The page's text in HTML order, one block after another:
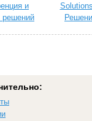
и
решений